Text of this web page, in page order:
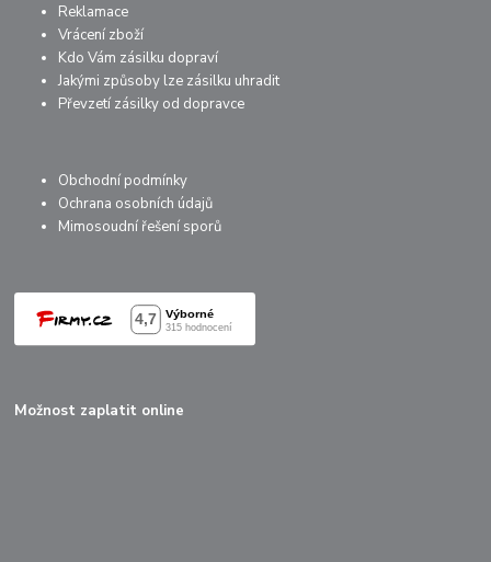
Reklamace
Vrácení zboží
Kdo Vám zásilku dopraví
Jakými způsoby lze zásilku uhradit
Převzetí zásilky od dopravce
Obchodní podmínky
Ochrana osobních údajů
Mimosoudní řešení sporů
Možnost zaplatit online